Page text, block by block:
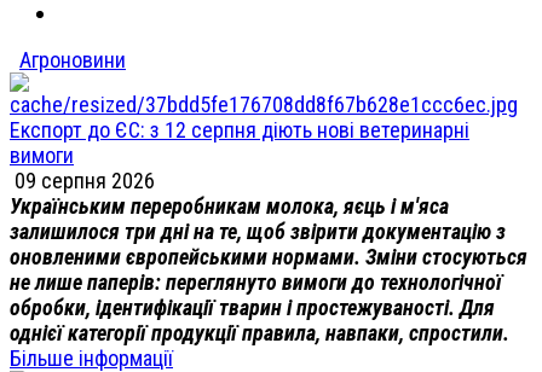
Агроновини
Експорт до ЄС: з 12 серпня діють нові ветеринарні
вимоги
09 серпня 2026
Українським переробникам молока, яєць і м'яса
залишилося три дні на те, щоб звірити документацію з
оновленими європейськими нормами. Зміни стосуються
не лише паперів: переглянуто вимоги до технологічної
обробки, ідентифікації тварин і простежуваності. Для
однієї категорії продукції правила, навпаки, спростили.
Більше інформації